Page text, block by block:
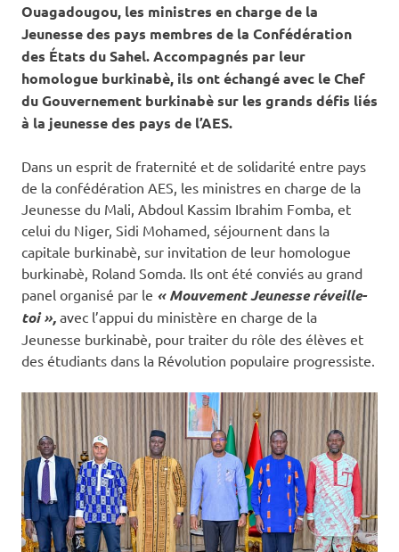
Ouagadougou, les ministres en charge de la
Jeunesse des pays membres de la Confédération
des États du Sahel. Accompagnés par leur
homologue burkinabè, ils ont échangé avec le Chef
du Gouvernement burkinabè sur les grands défis liés
à la jeunesse des pays de l’AES.
Dans un esprit de fraternité et de solidarité entre pays
de la confédération AES, les ministres en charge de la
Jeunesse du Mali, Abdoul Kassim Ibrahim Fomba, et
celui du Niger, Sidi Mohamed, séjournent dans la
capitale burkinabè, sur invitation de leur homologue
burkinabè, Roland Somda. Ils ont été conviés au grand
panel organisé par le « Mouvement Jeunesse réveille-
toi », avec l’appui du ministère en charge de la
Jeunesse burkinabè, pour traiter du rôle des élèves et
des étudiants dans la Révolution populaire progressiste.